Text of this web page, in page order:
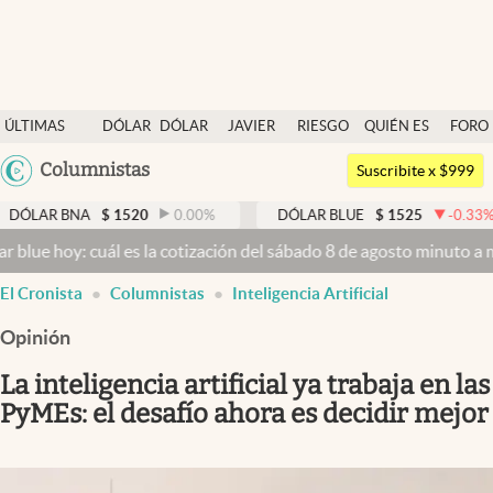
ÚLTIMAS
NOTICIAS
DÓLAR
DÓLAR
JAVIER
RIESGO
QUIÉN ES
QUIÉN
FORO
Argentina
México
Columnistas
Dólar
Members
Economía y Política
Finanzas y Mercados
Mercados Online
Negocios
Columnistas
Otras secciones
Suscribite x $999
$ 1520 0.00% DÓLAR BLUE $ 1525 -0.33%
cuál es la cotización del sábado 8 de agosto minuto a minuto
El Cronista Columnistas Inteligencia Artificial
Opinión
La inteligencia artificial ya trabaja en las
PyMEs: el desafío ahora es decidir mejor